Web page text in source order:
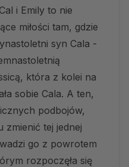
i Emily to nie
miłości tam, gdzie
syn Cala -
która z kolei na
sobie Cala. A ten,
podbojów,
zmienić tej jednej
go z powrotem
rozpoczęła się